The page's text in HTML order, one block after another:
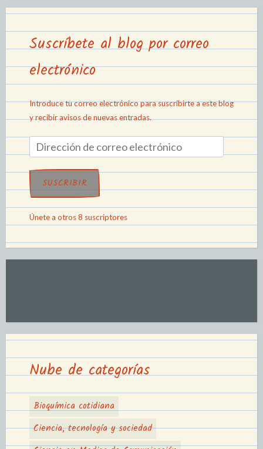
Suscríbete al blog por correo
electrónico
Introduce tu correo electrónico para suscribirte a este blog
y recibir avisos de nuevas entradas.
SUSCRIBIR
Únete a otros 8 suscriptores
Nube de categorías
Bioquímica cotidiana
Ciencia, tecnología y sociedad